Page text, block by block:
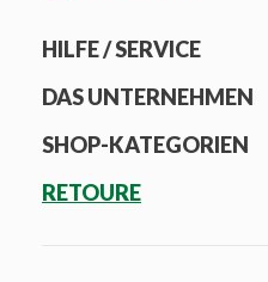
HILFE / SERVICE
DAS UNTERNEHMEN
SHOP-KATEGORIEN
RETOURE